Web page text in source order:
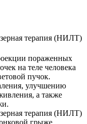
терапия (НИЛТ)
пораженных
на теле человека
пучок.
улучшению
а также
терапия (НИЛТ)
грыже